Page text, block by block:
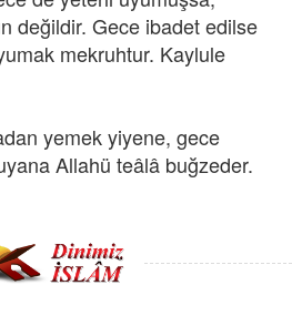
değildir. Gece ibadet edilse
mekruhtur. Kaylule
yemek yiyene, gece
Allahü teâlâ buğzeder.